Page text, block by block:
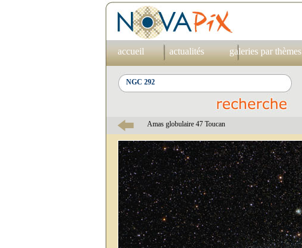
accueil actualités galeries par thèmes
Amas globulaire 47 Toucan